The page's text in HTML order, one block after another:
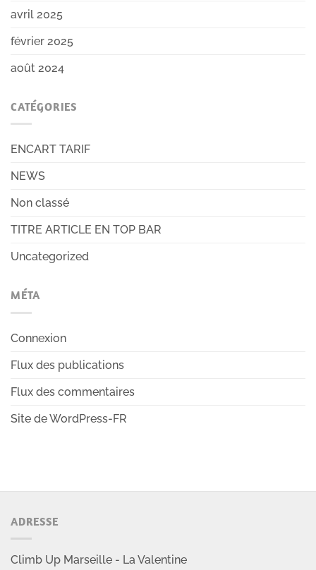
avril 2025
février 2025
août 2024
CATÉGORIES
ENCART TARIF
NEWS
Non classé
TITRE ARTICLE EN TOP BAR
Uncategorized
MÉTA
Connexion
Flux des publications
Flux des commentaires
Site de WordPress-FR
ADRESSE
Climb Up Marseille - La Valentine